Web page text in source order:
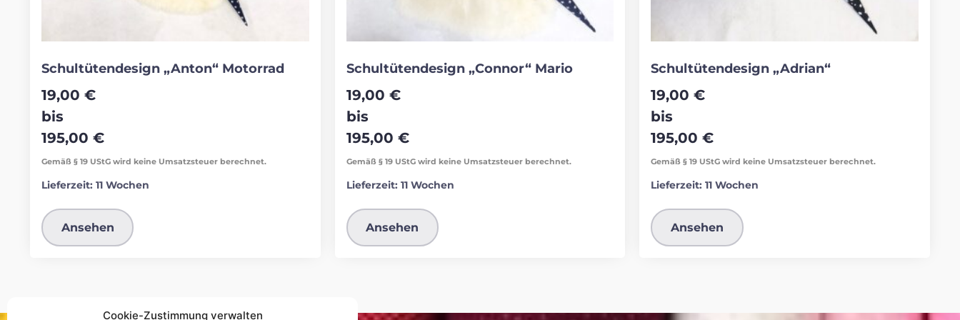
Cookie-Zustimmung verwalten
Schultütendesign „Anton“ Motorrad
19,00 €
bis
195,00 €
Gemäß § 19 UStG wird keine Umsatzsteuer berechnet.
Lieferzeit: 11 Wochen
Ansehen
Schultütendesign „Connor“ Mario
19,00 €
bis
195,00 €
Gemäß § 19 UStG wird keine Umsatzsteuer berechnet.
Lieferzeit: 11 Wochen
Ansehen
Schultütendesign „Adrian“
19,00€
bis
195,00€
Gemäß § 19 UStG wird keine Umsatzsteuer berechnet.
Lieferzeit:11 Wochen
Ansehen